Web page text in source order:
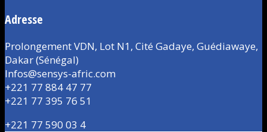
Adresse
Prolongement VDN, Lot N1, Cité Gadaye, Guédiawaye,
Dakar (Sénégal)
Infos@sensys-afric.com
+221 77 884 47 77
+221 77 395 76 51
+221 77 590 03 4